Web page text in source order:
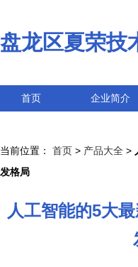
盘龙区夏荣技
首页 企业简介
当前位置： 首页 > 产品大全 >
发格局
人工智能的5大